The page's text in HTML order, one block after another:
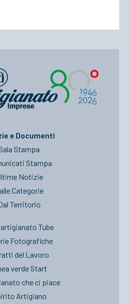
e Documenti
Stampa
Stampa
Notizie
Categorie
Territorio
Tube
Fotografiche
del Lavoro
verde Start
che ci piace
Artigiano